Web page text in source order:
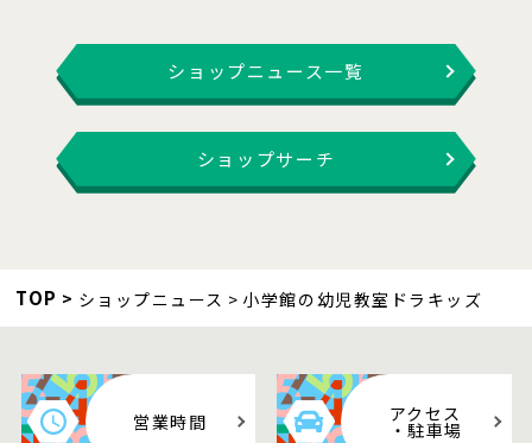
ショップニュース一覧
ショップサーチ
TOP ショップニュース 小学館の幼児教室ドラキッズ
営業時間 アクセス
・駐車場